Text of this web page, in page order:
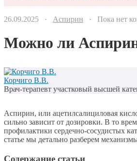
26.09.2025 · Аспирин · Пока нет
Можно ли Аспирин
Корчиго В.В.
Врач-терапевт участковый высшей
Аспирин, или ацетилсалициловая
сильно зависит от дозировки. В то
профилактики сердечно-сосудистых
статье мы детально разберем
Содержание статьи